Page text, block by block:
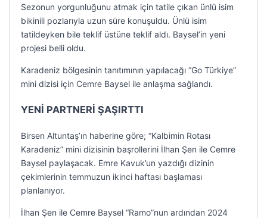
Sezonun yorgunluğunu atmak için tatile çıkan ünlü isim
bikinili pozlarıyla uzun süre konuşuldu. Ünlü isim
tatildeyken bile teklif üstüne teklif aldı. Baysel’in yeni
projesi belli oldu.
Karadeniz bölgesinin tanıtımının yapılacağı “Go Türkiye”
mini dizisi için Cemre Baysel ile anlaşma sağlandı.
YENİ PARTNERİ ŞAŞIRTTI
Birsen Altuntaş’ın haberine göre; “Kalbimin Rotası
Karadeniz” mini dizisinin başrollerini İlhan Şen ile Cemre
Baysel paylaşacak. Emre Kavuk’un yazdığı dizinin
çekimlerinin temmuzun ikinci haftası başlaması
planlanıyor.
İlhan Şen ile Cemre Baysel “Ramo”nun ardından 2024